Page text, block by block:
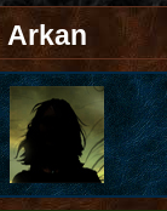
Arkan